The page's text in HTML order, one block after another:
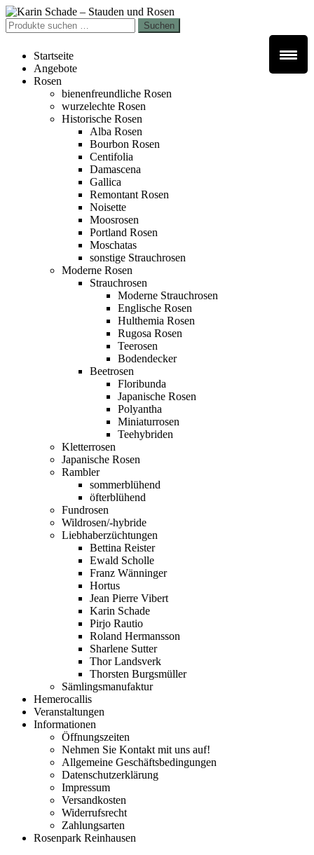
Zur
Navigation
springen
Zum
Inhalt
springen
Suchen
nach:
Suchen
Startseite
Angebote
Rosen
bienenfreundliche Rosen
wurzelechte Rosen
Historische Rosen
Alba Rosen
Bourbon Rosen
Centifolia
Damascena
Gallica
Remontant Rosen
Noisette
Moosrosen
Portland Rosen
Moschatas
sonstige Strauchrosen
Moderne Rosen
Strauchrosen
Moderne Strauchrosen
Englische Rosen
Hulthemia Rosen
Rugosa Rosen
Teerosen
Bodendecker
Beetrosen
Floribunda
Japanische Rosen
Polyantha
Miniaturrosen
Teehybriden
Kletterrosen
Japanische Rosen
Rambler
sommerblühend
öfterblühend
Fundrosen
Wildrosen/-hybride
Liebhaberzüchtungen
Bettina Reister
Ewald Scholle
Franz Wänninger
Hortus
Jean Pierre Vibert
Karin Schade
Pirjo Rautio
Roland Hermansson
Sharlene Sutter
Thor Landsverk
Thorsten Burgsmüller
Sämlingsmanufaktur
Hemerocallis
Veranstaltungen
Informationen
Öffnungszeiten
Nehmen Sie Kontakt mit uns auf!
Allgemeine Geschäftsbedingungen
Datenschutzerklärung
Impressum
Versandkosten
Widerrufsrecht
Zahlungsarten
Rosenpark Reinhausen